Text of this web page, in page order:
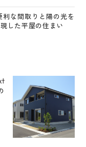
な間取りと陽の光を
した平屋の住まい